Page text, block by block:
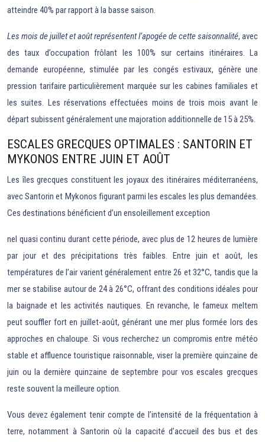
atteindre 40% par rapport à la basse saison.
Les mois de juillet et août représentent l’apogée de cette saisonnalité, avec
des taux d’occupation frôlant les 100% sur certains itinéraires. La
demande européenne, stimulée par les congés estivaux, génère une
pression tarifaire particulièrement marquée sur les cabines familiales et
les suites. Les réservations effectuées moins de trois mois avant le
départ subissent généralement une majoration additionnelle de 15 à 25%.
ESCALES GRECQUES OPTIMALES : SANTORIN ET
MYKONOS ENTRE JUIN ET AOÛT
Les îles grecques constituent les joyaux des itinéraires méditerranéens,
avec Santorin et Mykonos figurant parmi les escales les plus demandées.
Ces destinations bénéficient d’un ensoleillement exception
nel quasi continu durant cette période, avec plus de 12 heures de lumière
par jour et des précipitations très faibles. Entre juin et août, les
températures de l’air varient généralement entre 26 et 32°C, tandis que la
mer se stabilise autour de 24 à 26°C, offrant des conditions idéales pour
la baignade et les activités nautiques. En revanche, le fameux meltem
peut souffler fort en juillet-août, générant une mer plus formée lors des
approches en chaloupe. Si vous recherchez un compromis entre météo
stable et affluence touristique raisonnable, viser la première quinzaine de
juin ou la dernière quinzaine de septembre pour vos escales grecques
reste souvent la meilleure option.
Vous devez également tenir compte de l’intensité de la fréquentation à
terre, notamment à Santorin où la capacité d’accueil des bus et des